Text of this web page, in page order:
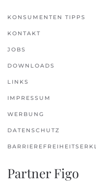
KONSUMENTEN TIPPS
KONTAKT
JOBS
DOWNLOADS
LINKS
IMPRESSUM
WERBUNG
DATENSCHUTZ
Partner Figo